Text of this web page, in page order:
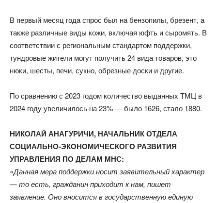
В первый месяц года спрос был на бензопилы, брезент, а
также различные виды кожи, включая юфть и сыромять. В
соответствии с региональным стандартом поддержки,
тундровые жители могут получить 24 вида товаров, это
нюки, шесты, печи, сукно, обрезные доски и другие.
По сравнению с 2023 годом количество выданных ТМЦ в
2024 году увеличилось на 23% — было 1626, стало 1880.
НИКОЛАЙ АНАГУРИЧИ, НАЧАЛЬНИК ОТДЕЛА
СОЦИАЛЬНО-ЭКОНОМИЧЕСКОГО РАЗВИТИЯ
УПРАВЛЕНИЯ ПО ДЕЛАМ МНС:
«Данная мера поддержки носит заявительный характер
— то есть, гражданин приходит к нам, пишет
заявление. Оно вносится в государственную единую